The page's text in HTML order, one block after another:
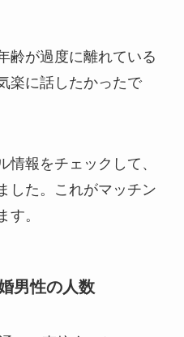
齢が過度に離れている
楽に話したかったで
情報をチェックして、
した。これがマッチン
す。
男性の人数